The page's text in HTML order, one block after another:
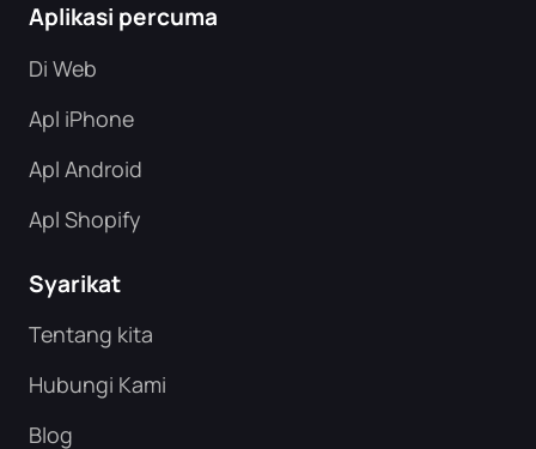
Aplikasi percuma
Di Web
Apl iPhone
Apl Android
Apl Shopify
Syarikat
Tentang kita
Hubungi Kami
Blog